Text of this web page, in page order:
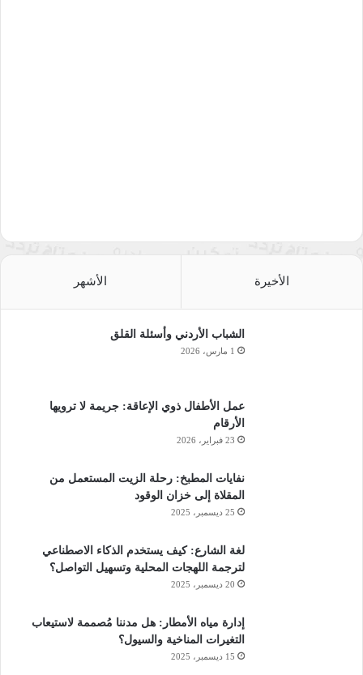
الأخيرة الأشهر
الشباب الأردني وأسئلة القلق
1 مارس، 2026
عمل الأطفال ذوي الإعاقة: جريمة لا ترويها
الأرقام
23 فبراير، 2026
نفايات المطبخ: رحلة الزيت المستعمل من
المقلاة إلى خزان الوقود
25 ديسمبر، 2025
لغة الشارع: كيف يستخدم الذكاء الاصطناعي
لترجمة اللهجات المحلية وتسهيل التواصل؟
20 ديسمبر، 2025
إدارة مياه الأمطار: هل مدننا مُصممة لاستيعاب
التغيرات المناخية والسيول؟
15 ديسمبر، 2025